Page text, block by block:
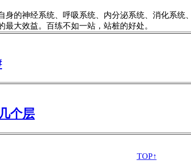
的神经系统、呼吸系统、内分泌系统、消化系
大效益。百练不如一站，站桩的好处。
个层
TOP↑